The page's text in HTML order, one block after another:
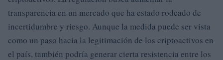
transparencia en un mercado que ha estado rodeado de
incertidumbre y riesgo. Aunque la medida puede ser vista
como un paso hacia la legitimación de los criptoactivos en
el país, también podría generar cierta resistencia entre los